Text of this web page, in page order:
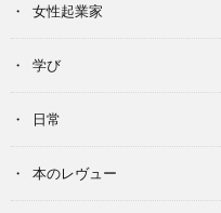
女性起業家
学び
日常
本のレヴュー